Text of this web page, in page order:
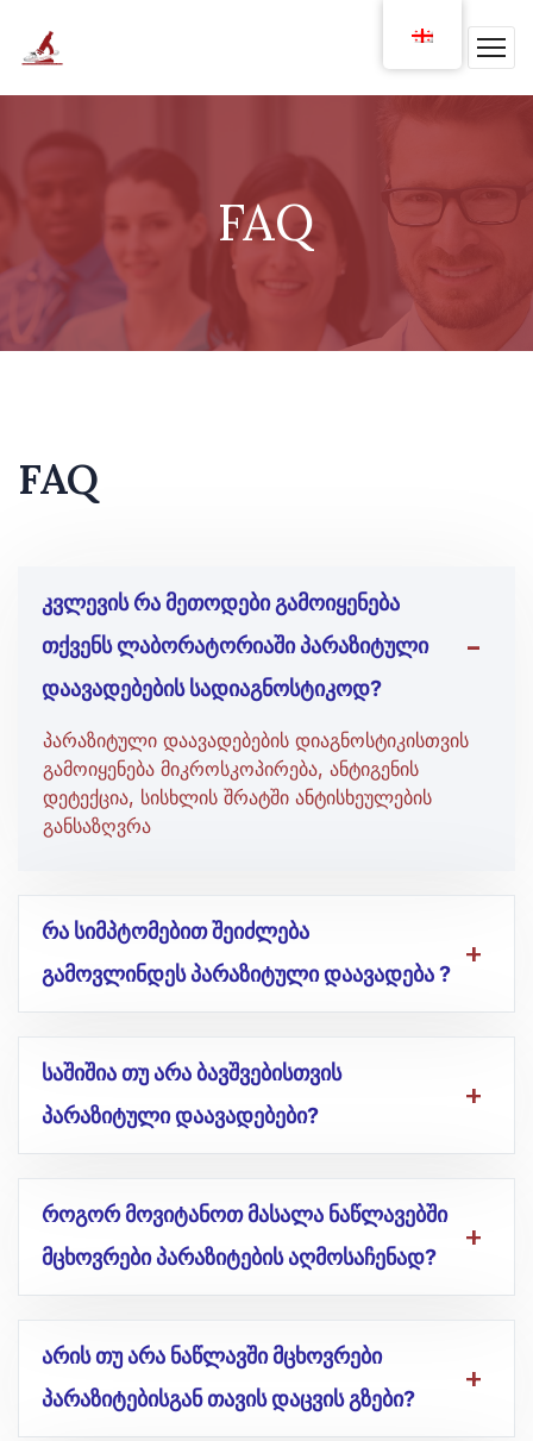
FAQ
FAQ
კვლევის რა მეთოდები გამოიყენება
თქვენს ლაბორატორიაში პარაზიტული
დაავადებების სადიაგნოსტიკოდ?
პარაზიტული დაავადებების დიაგნოსტიკისთვის
გამოიყენება მიკროსკოპირება, ანტიგენის
დეტექცია, სისხლის შრატში ანტისხეულების
განსაზღვრა
რა სიმპტომებით შეიძლება
გამოვლინდეს პარაზიტული დაავადება ?
საშიშია თუ არა ბავშვებისთვის
პარაზიტული დაავადებები?
როგორ მოვიტანოთ მასალა ნაწლავებში
მცხოვრები პარაზიტების აღმოსაჩენად?
არის თუ არა ნაწლავში მცხოვრები
პარაზიტებისგან თავის დაცვის გზები?